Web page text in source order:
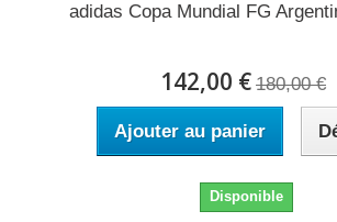
adidas Copa Mundial FG
142,00 € 180,00 €
Ajouter au panier
Disponible